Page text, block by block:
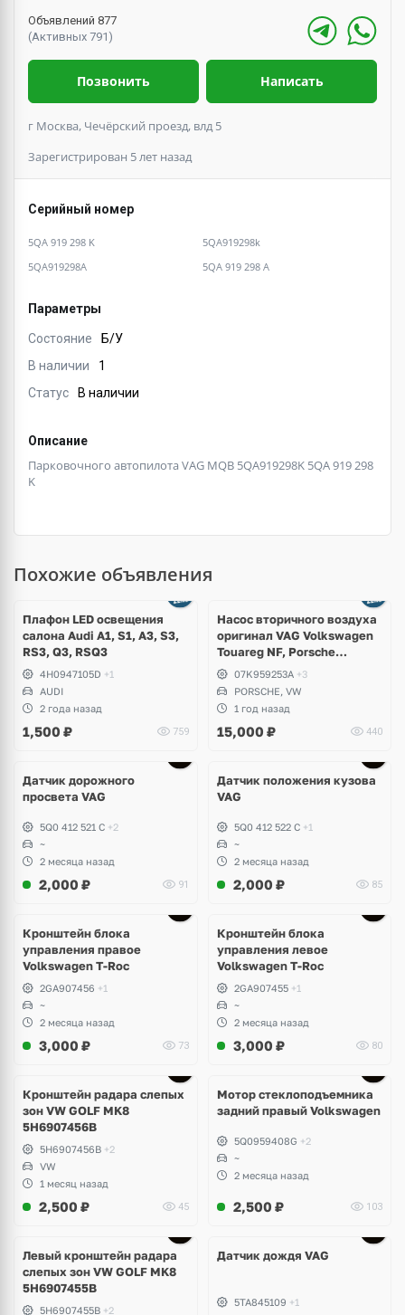
Объявлений 877
(Активных 791)
Позвонить Написать
г Москва, Чечёрский проезд, влд 5
Зарегистрирован 5 лет назад
Серийный номер
5QA 919 298 K
5QA919298k
5QA919298A
5QA 919 298 A
Параметры
Состояние
Б/У
В наличии
1
Статус
В наличии
Описание
Парковочного автопилота VAG MQB 5QA919298K 5QA 919 298
K
Похожие объявления
Плафон LED освещения
салона Audi A1, S1, A3, S3,
RS3, Q3, RSQ3
4H0947105D +1
AUDI
2 года назад
1,500 ₽ 759
Насос вторичного воздуха
оригинал VAG Volkswagen
Touareg NF, Porsche
Cayenne 958 S Hybrid
07K959253A +3
PORSCHE, VW
1 год назад
15,000 ₽ 440
Датчик дорожного
просвета VAG
5Q0 412 521 C +2
~
2 месяца назад
2,000 ₽ 91
Датчик положения кузова
VAG
5Q0 412 522 C +1
~
2 месяца назад
2,000 ₽ 85
Кронштейн блока
управления правое
Volkswagen T-Roc
2GA907456 +1
~
2 месяца назад
3,000 ₽ 73
Кронштейн блока
управления левое
Volkswagen T-Roc
2GA907455 +1
~
2 месяца назад
3,000 ₽ 80
Кронштейн радара слепых
зон VW GOLF MK8
5H6907456B
5H6907456B +2
VW
1 месяц назад
2,500 ₽ 45
Мотор стеклоподъемника
задний правый Volkswagen
5Q0959408G +2
~
2 месяца назад
2,500 ₽ 103
Левый кронштейн радара
слепых зон VW GOLF MK8
5H6907455B
5H6907455B +2
Датчик дождя VAG
5TA845109 +1